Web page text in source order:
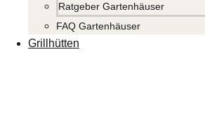
Ratgeber Gartenhäuser
FAQ Gartenhäuser
Grillhütten